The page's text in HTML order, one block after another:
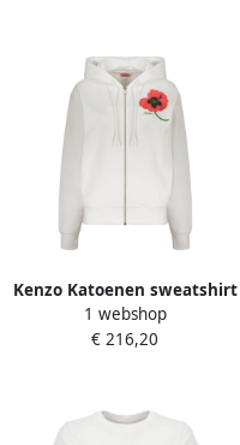
Kenzo Katoenen sweatshirt
met volledige rits en
capuchon White Dames
1 webshop
€ 216,20